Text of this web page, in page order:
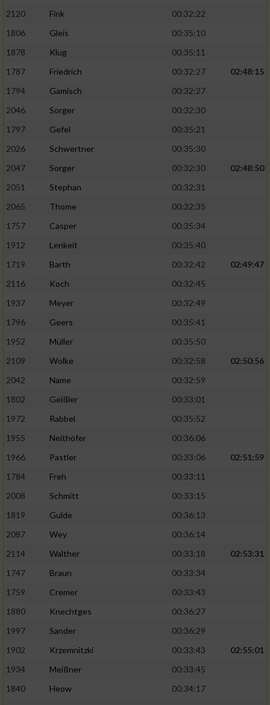
2120
Fink
00:32:22
1806
Gleis
00:35:10
1878
Klug
00:35:11
1787
Friedrich 00:32:27
02:48:15
1794
Gamisch
00:32:27
2046
Sorger
00:32:30
1797
Gefel
00:35:21
2026
Schwertner
00:35:30
2047
Sorger 00:32:30
02:48:50
2051
Stephan
00:32:31
2065
Thome
00:32:35
1757
Casper
00:35:34
1912
Lenkeit
00:35:40
1719
Barth 00:32:42
02:49:47
2116
Koch
00:32:45
1937
Meyer
00:32:49
1796
Geers
00:35:41
1952
Müller
00:35:50
2109
Wolke 00:32:58
02:50:56
2042
Name
00:32:59
1802
Geißler
00:33:01
1972
Rabbel
00:35:52
1955
Neithöfer
00:36:06
1966
Pastler 00:33:06
02:51:59
1784
Freh
00:33:11
2008
Schmitt
00:33:15
1819
Gulde
00:36:13
2087
Wey
00:36:14
2114
Walther 00:33:18
02:53:31
1747
Braun
00:33:34
1759
Cremer
00:33:43
1880
Knechtges
00:36:27
1997
Sander
00:36:29
1902
Krzemnitzki 00:33:43
02:55:01
1934
Meißner
00:33:45
1840
Heow
00:34:17